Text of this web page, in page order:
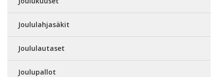
Joululahjasäkit
Joululautaset
Joulupallot